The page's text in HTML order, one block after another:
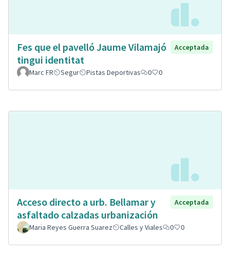
Fes que el pavelló Jaume Vilamajó
tingui identitat
Acceptada
Marc FR Segur Pistas Deportivas 0 0
Acceso directo a urb. Bellamar y
asfaltado calzadas urbanización
Acceptada
Maria Reyes Guerra Suarez Calles y Viales 0 0